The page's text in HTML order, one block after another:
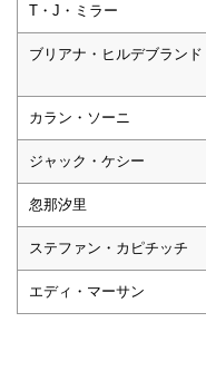
T・J・ミラー
ブリアナ・ヒルデブランド
カラン・ソーニ
ジャック・ケシー
忽那汐里
ステファン・カピチッチ
エディ・マーサン